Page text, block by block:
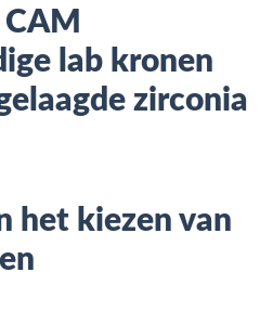
lab kronen
zirconia
het kiezen van